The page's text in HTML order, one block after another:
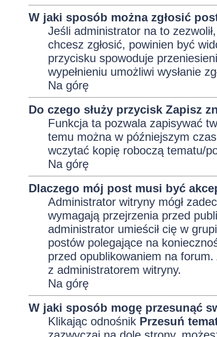
W jaki sposób można zgłosić
Jeśli administrator na to
chcesz zgłosić, powinien być
przycisku spowoduje
wypełnieniu umożliwi wysłanie
Na górę
Do czego służy przycisk Zapisz
Funkcja ta pozwala zapisywać
temu można w późniejszym
wczytać kopię roboczą tematu/
Na górę
Dlaczego mój post musi być
Administrator witryny mógł
wymagają przejrzenia przed
administrator umieścił cię w
postów polegające na
przed opublikowaniem na
z administratorem witryny.
Na górę
W jaki sposób mogę przesunąć
Klikając odnośnik Przesuń